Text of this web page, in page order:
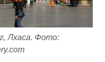
Лхаса. Фото: